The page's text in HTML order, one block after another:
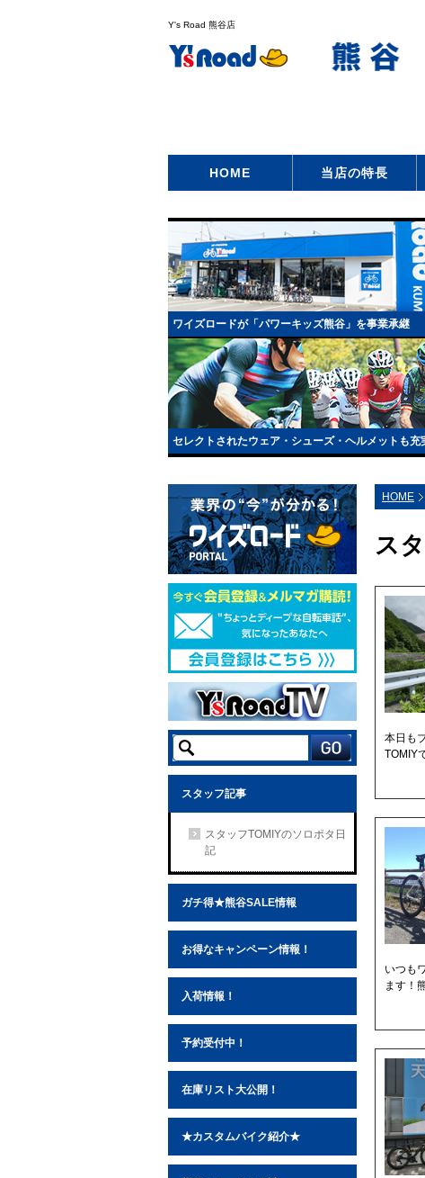
Y's Road 熊谷店
HOME 当店の特長
ワイズロードが「パワーキッズ熊谷」を事業承継
セレクトされたウェア・シューズ・ヘルメットも充
HOME
ス
本日も
TOMIY
いつも
ます！
スタッフ記事
スタッフTOMIYのソロポタ日
記
ガチ得★熊谷SALE情報
お得なキャンペーン情報！
入荷情報！
予約受付中！
在庫リスト大公開！
★カスタムバイク紹介★